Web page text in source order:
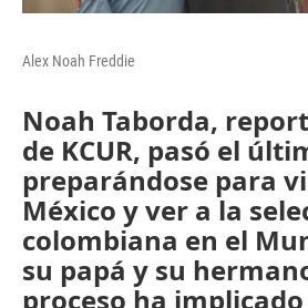
Alex Noah Freddie
Noah Taborda,
de KCUR, pasó el
preparándose para
México y ver a la
colombiana en el
su papá y su
proceso ha